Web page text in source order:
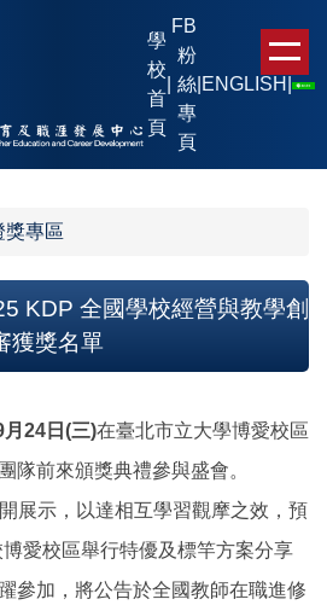
學
校
首
頁
FB
粉
絲
專
頁
ENGLISH |
獎專區
KDP 全國學校經營與教學創
獲獎名單
月24日(三)在臺北市立大學博愛校區
隊前來頒獎典禮參與盛會。
展示，以達相互學習觀摩之效，預
愛校區舉行特優及標竿方案分享
參加，將公告於全國教師在職進修